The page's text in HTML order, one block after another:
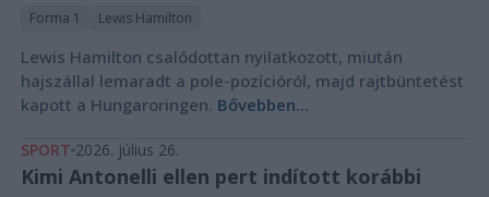
Forma 1 Lewis Hamilton
Lewis Hamilton csalódottan nyilatkozott, miután
hajszállal lemaradt a pole-pozícióról, majd rajtbüntetést
kapott a Hungaroringen. Bővebben...
SPORT 2026. július 26.
Kimi Antonelli ellen pert indított korábbi